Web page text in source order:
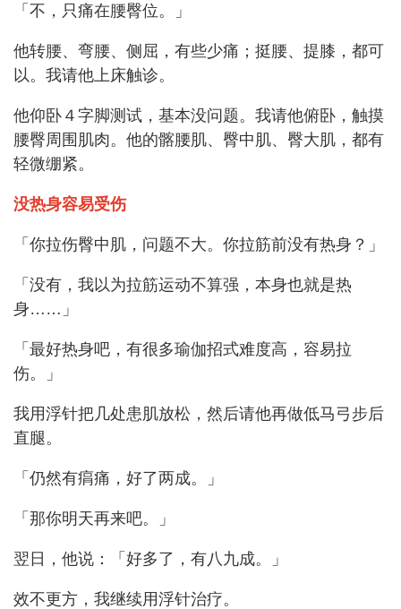
「不，只痛在腰臀位。」
他转腰、弯腰、侧屈，有些少痛；挺腰、提膝，都可
以。我请他上床触诊。
他仰卧４字脚测试，基本没问题。我请他俯卧，触摸
腰臀周围肌肉。他的髂腰肌、臀中肌、臀大肌，都有
轻微绷紧。
没热身容易受伤
「你拉伤臀中肌，问题不大。你拉筋前没有热身？」
「没有，我以为拉筋运动不算强，本身也就是热
身……」
「最好热身吧，有很多瑜伽招式难度高，容易拉
伤。」
我用浮针把几处患肌放松，然后请他再做低马弓步后
直腿。
「仍然有㾓痛，好了两成。」
「那你明天再来吧。」
翌日，他说：「好多了，有八九成。」
效不更方，我继续用浮针治疗。